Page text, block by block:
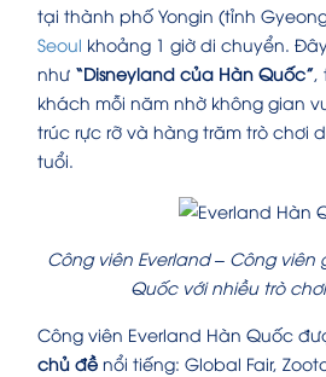
tại thành phố Yongin (tỉnh
Seoul khoảng 1 giờ di chuyển.
như “Disneyland của Hàn Quốc”,
khách mỗi năm nhờ không gian
trúc rực rỡ và hàng trăm trò chơi
tuổi.
Công viên Everland – Công
Quốc với nhiều trò
Công viên Everland Hàn Quốc
chủ đề nổi tiếng: Global Fair,